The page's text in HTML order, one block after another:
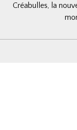
Créabulles, la